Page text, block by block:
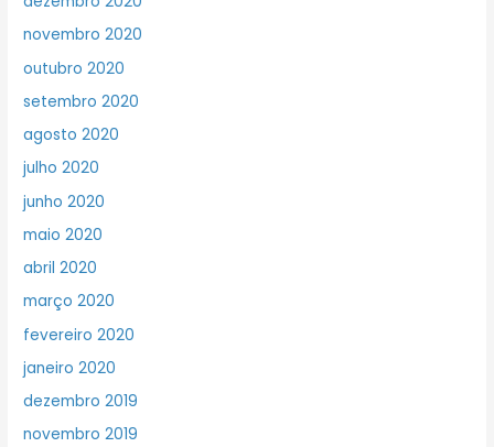
novembro 2020
outubro 2020
setembro 2020
agosto 2020
julho 2020
junho 2020
maio 2020
abril 2020
março 2020
fevereiro 2020
janeiro 2020
dezembro 2019
novembro 2019